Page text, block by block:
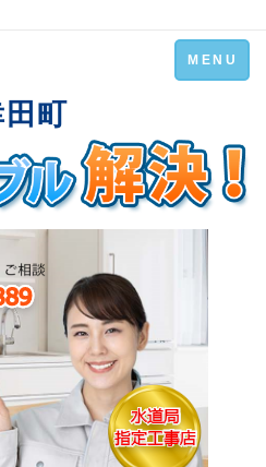
Toggle
navigation
MENU
町